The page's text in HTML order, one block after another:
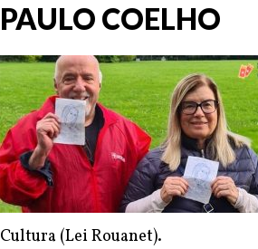
PAULO COELHO
Cultura (Lei Rouanet).